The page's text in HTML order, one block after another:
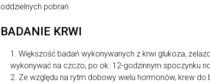
oddzielnych pobrań.
BADANIE KRWI
1. Większość badań wykonywanych z krwi glukoza,
wykonywać na czczo, po ok. 12-godzinnym spoczynku
2. Ze względu na rytm dobowy wielu hormonów, krew